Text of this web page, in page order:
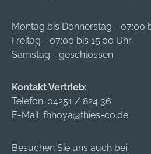
Montag bis Donnerstag - 07:00
Freitag - 07:00 bis 15:00 Uhr
Samstag - geschlossen
Kontakt Vertrieb:
Telefon: 04251 / 824 36
E-Mail: fhhoya@thies-co.de
Besuchen Sie uns auch bei: